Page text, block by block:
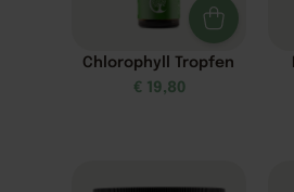
Chlorophyll Tropfen
€ 19,80